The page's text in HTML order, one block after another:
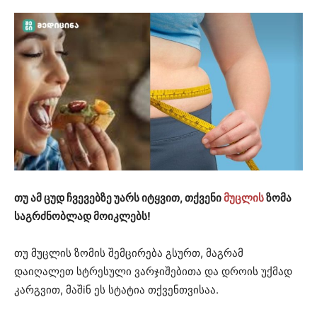
თუ ამ ცუდ ჩვევებზე უარს იტყვით, თქვენიმუცლისზომა
საგრძნობლად მოიკლებს!
თუ მუცლის ზომის შემცირება გსურთ, მაგრამ
დაიღალეთ სტრესული ვარჯიშებითა და დროის უქმად
კარგვით, მაშiნ ეს სტატია თქვენთვისაა.